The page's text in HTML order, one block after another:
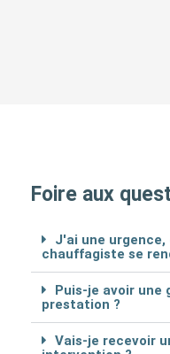
Foire aux
J'ai une
chauffagiste se
Puis-je avoir une
prestation ?
Vais-je recevoir